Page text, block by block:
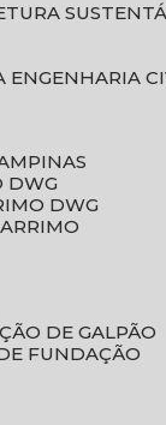
ENGENHARIA
DWG
DWG
DE GALPÃO
FUNDAÇÃO